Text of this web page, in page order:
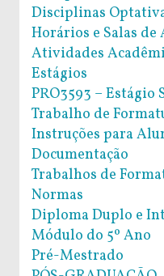
Disciplinas
Horários e Salas de
Atividades
Estágios
PRO3593 –
Trabalho de
Instruções para
Documentação
Trabalhos de
Normas
Diploma Duplo e
Módulo do 5º Ano
Pré-Mestrado